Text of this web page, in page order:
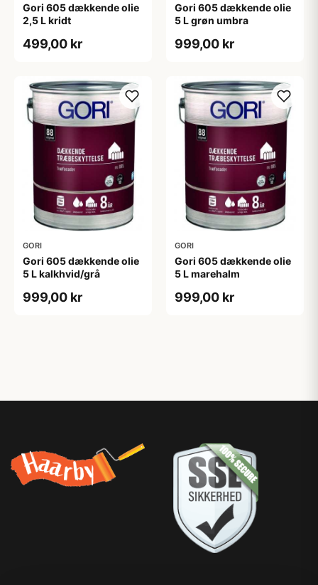
Gori 605 dækkende olie
2,5 L kridt
499,00 kr
Gori 605 dækkende olie
5 L grøn umbra
999,00 kr
GORI
Gori 605 dækkende olie
5 L kalkhvid/grå
999,00 kr
GORI
Gori 605 dækkende olie
5 L marehalm
999,00 kr